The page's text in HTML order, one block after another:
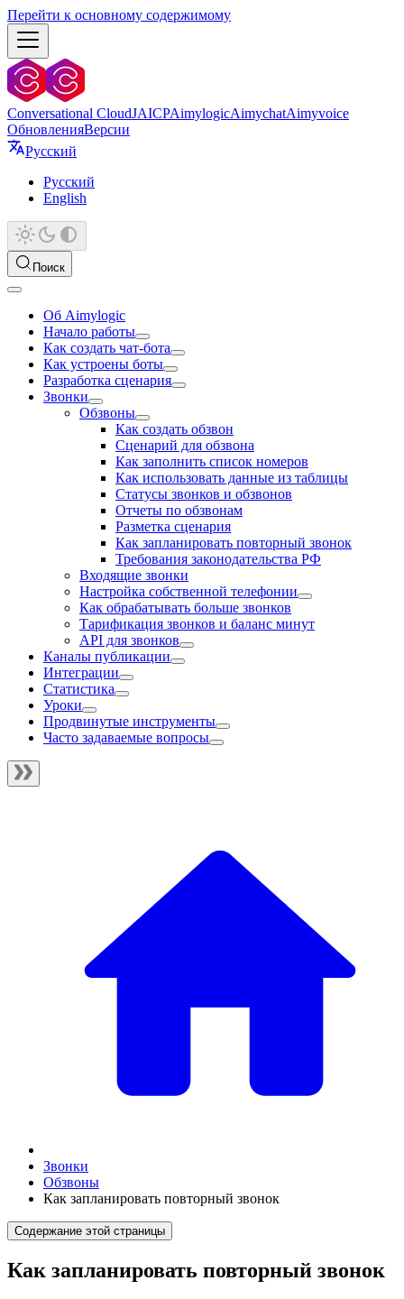
Перейти к основному содержимому
Conversational CloudJAICPAimylogicAimychatAimyvoice
ОбновленияВерсии
Русский
Русский
English
Поиск
Об Aimylogic
Начало работы
Как создать чат-бота
Как устроены боты
Разработка сценария
Звонки
Обзвоны
Как создать обзвон
Сценарий для обзвона
Как заполнить список номеров
Как использовать данные из таблицы
Статусы звонков и обзвонов
Отчеты по обзвонам
Разметка сценария
Как запланировать повторный звонок
Требования законодательства РФ
Входящие звонки
Настройка собственной телефонии
Как обрабатывать больше звонков
Тарификация звонков и баланс минут
API для звонков
Каналы публикации
Интеграции
Статистика
Уроки
Продвинутые инструменты
Часто задаваемые вопросы
Звонки
Обзвоны
Как запланировать повторный звонок
Содержание этой страницы
Как запланировать повторный звонок